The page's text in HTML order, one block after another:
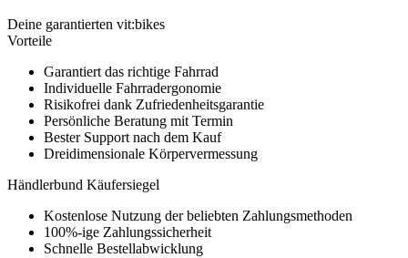
Deine garantierten vit:bikes
Vorteile
Garantiert das richtige Fahrrad
Individuelle Fahrradergonomie
Risikofrei dank Zufriedenheitsgarantie
Persönliche Beratung mit Termin
Bester Support nach dem Kauf
Dreidimensionale Körpervermessung
Händlerbund Käufersiegel
Kostenlose Nutzung der beliebten Zahlungsmethoden
100%-ige Zahlungssicherheit
Schnelle Bestellabwicklung